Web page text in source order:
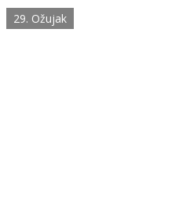
29. Ožujak